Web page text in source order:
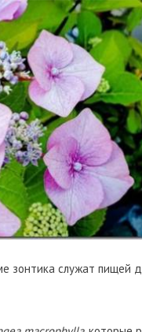
зонтика служат пищей